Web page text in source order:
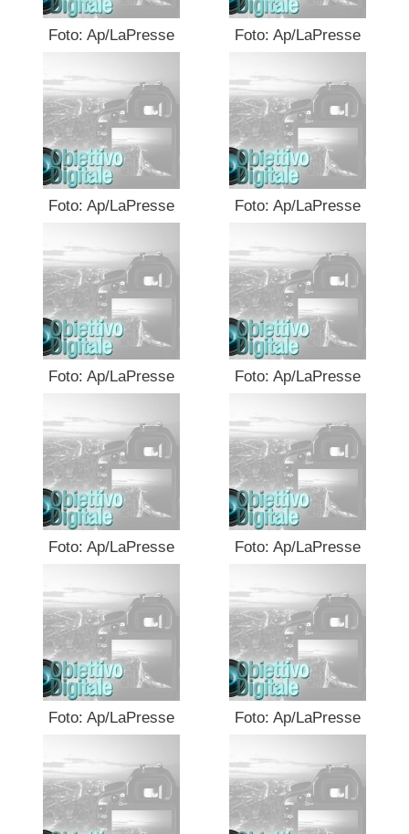
Foto: Ap/LaPresse Foto: Ap/LaPresse
Foto: Ap/LaPresse Foto: Ap/LaPresse
Foto: Ap/LaPresse Foto: Ap/LaPresse
Foto: Ap/LaPresse Foto: Ap/LaPresse
Foto: Ap/LaPresse Foto: Ap/LaPresse